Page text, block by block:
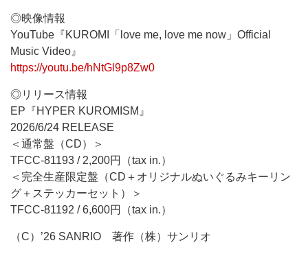
◎映像情報
YouTube『KUROMI「love me, love me now」Official
Music Video』
https://youtu.be/hNtGl9p8Zw0
◎リリース情報
EP『HYPER KUROMISM』
2026/6/24 RELEASE
＜通常盤（CD）＞
TFCC-81193 / 2,200円（tax in.）
＜完全生産限定盤（CD＋オリジナルぬいぐるみキーリン
グ＋ステッカーセット）＞
TFCC-81192 / 6,600円（tax in.）
（C）’26 SANRIO 著作（株）サンリオ